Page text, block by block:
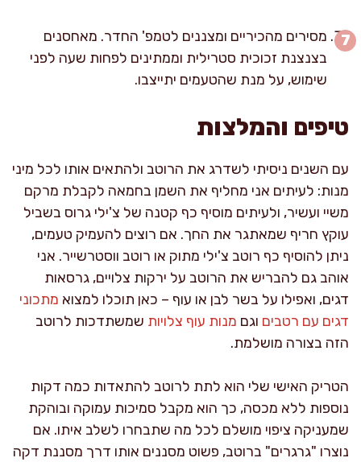
מסירים מהכיריים ומצננים לטמפ' החדר. מאחסנים
בצנצנת זכוכית סטרילית וממתינים לפחות שעה לפני
שימוש, על מנת שהטעמים יתייצבו.
טיפים והמלצות
עם השנים ניסיתי לשדרג את הרוטב ולהתאים אותו לכל מיני
מנות: לעיתים אני מחליף את השמן בחמאה לקבלת מרקם
משיי ועשיר, ולעיתים מוסיף כף קטנה של צ'ילי גרוס בשביל
עוקץ חריף שמאתגר את החך. אם רוצים להעמיק טעמים,
ניתן להוסיף כף רוטב צ'ילי מתוק או רוטב ווסטרשייר. אני
אוהב גם להבריש את הרוטב על ירקות צלויים, גרסאות
דגים, ואפילו על בשר לבן או עוף – כאן תוכלו למצוא מתכוני
דגים עם רטבים וגם מנות עוף צלויות שמשתדכות לרוטב
הזה בצורה מושלמת.
הטריק האישי שלי הוא לתת לרוטב להתאדות כמה דקות
נוספות ללא מכסה, כך הוא מקבל סמיכות עמוקה ובוהקת
שמעניקה ציפוי מושלם לכל מה שתבחרו לשלב איתו. אם
נוצרו "גרגרים" ברוטב, פשוט מסננים אותו דרך מסננת דקה